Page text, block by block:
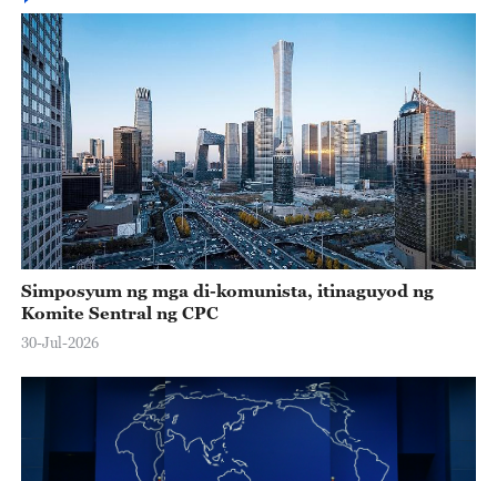
Simposyum ng mga di-komunista, itinaguyod ng
Komite Sentral ng CPC
30-Jul-2026